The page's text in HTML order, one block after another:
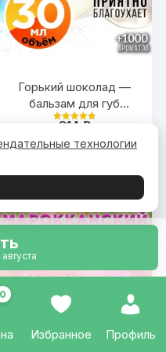
Горький шоколад —
бальзам для губ
Аурасо, 30 мл
из 5
814 ₽
КУПИТЬ
0
Избранное Профиль
технологии